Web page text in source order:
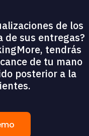
de los
de sus entregas?
tendrás
de tu mano
posterior a la